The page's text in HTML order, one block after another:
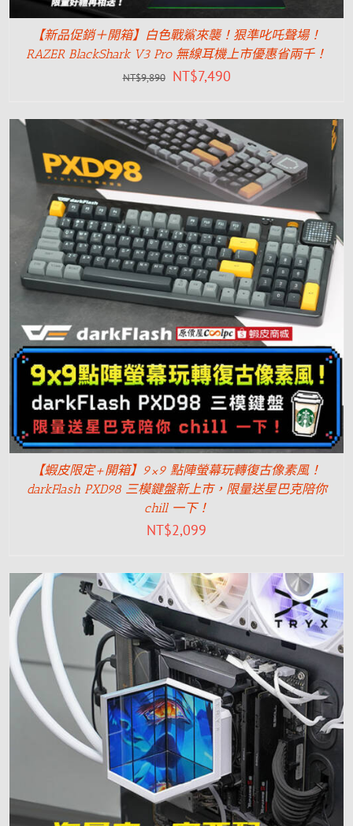
【新品促銷＋開箱】白色戰鯊來襲！狠準叱吒聲場！
RAZER BlackShark V3 Pro 無線耳機上市優惠省兩千！
NT$9,890 NT$7,490
【蝦皮限定+開箱】9×9 點陣螢幕玩轉復古像素風！
darkFlash PXD98 三模鍵盤新上市，限量送星巴克陪你
chill 一下！
NT$2,099